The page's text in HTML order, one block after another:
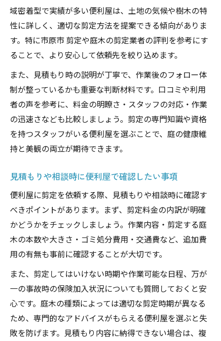
域密着型で実績が多い便利屋は、土地の気候や樹木の特
性に詳しく、適切な剪定方法を提案できる傾向がありま
す。特に市原市 剪定や庭木の剪定業者の評判を参考にす
ることで、より安心して依頼先を絞り込めます。
また、見積もり時の説明が丁寧で、作業後のフォロー体
制が整っているかも重要な判断材料です。口コミや利用
者の声を参考に、料金の明瞭さ・スタッフの対応・作業
の迅速さなども比較しましょう。剪定の専門知識や資格
を持つスタッフがいる便利屋を選ぶことで、庭の健康維
持と美観の両立が期待できます。
見積もりや相談時に便利屋で確認したい事項
便利屋に剪定を依頼する際、見積もりや相談時に確認す
べきポイントがあります。まず、剪定料金の内訳が明確
かどうかをチェックしましょう。作業内容・剪定する庭
木の本数や大きさ・ゴミ処分費用・交通費など、追加費
用の有無も事前に確認することが大切です。
また、剪定してはいけない時期や作業可能な日程、万が
一の事故時の保険加入状況についても質問しておくと安
心です。庭木の種類によっては適切な剪定時期が異なる
ため、専門的なアドバイスがもらえる便利屋を選ぶと失
敗を防げます。見積もり内容に納得できない場合は、複